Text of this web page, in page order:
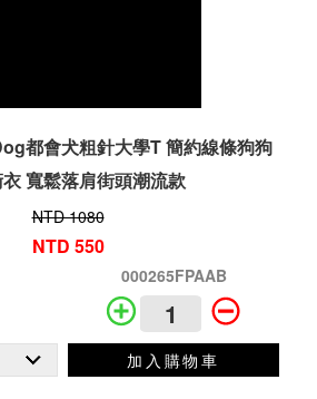
都會犬粗針大學T 簡約線條狗狗
寬鬆落肩街頭潮流款
NTD 1080
NTD 550
000265FPAAB
加入購物車